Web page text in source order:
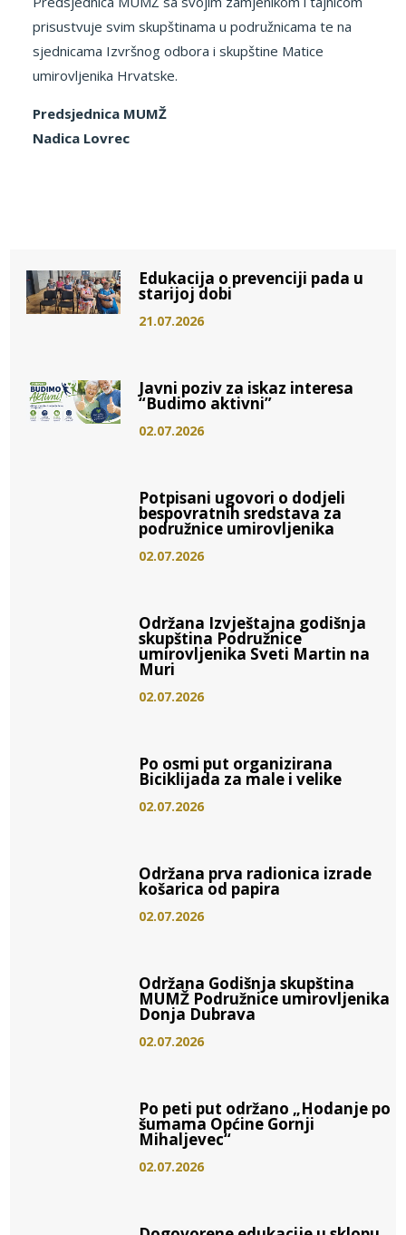
prisustvuje svim skupštinama u podružnicama te na
sjednicama Izvršnog odbora i skupštine Matice
umirovljenika Hrvatske.
Predsjednica MUMŽ
Nadica Lovrec
Edukacija o prevenciji pada u
starijoj dobi
21.07.2026
Javni poziv za iskaz interesa
“Budimo aktivni”
02.07.2026
Potpisani ugovori o dodjeli
bespovratnih sredstava za
podružnice umirovljenika
02.07.2026
Održana Izvještajna godišnja
skupština Podružnice
umirovljenika Sveti Martin na
Muri
02.07.2026
Po osmi put organizirana
Biciklijada za male i velike
02.07.2026
Održana prva radionica izrade
košarica od papira
02.07.2026
Održana Godišnja skupština
MUMŽ Podružnice umirovljenika
Donja Dubrava
02.07.2026
Po peti put održano „Hodanje po
šumama Općine Gornji
Mihaljevec“
02.07.2026